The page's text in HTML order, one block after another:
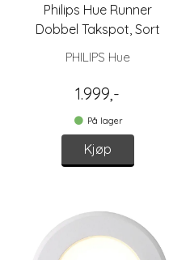
Philips Hue Runner
Dobbel Takspot, Sort
PHILIPS Hue
1.999,-
På lager
Kjøp